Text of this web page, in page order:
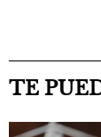
TE